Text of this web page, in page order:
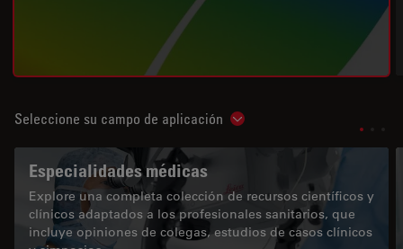
Seleccione su campo de aplicación Show subnavigation
Especialidades médicas
Explore una completa colección de recursos científicos y
clínicos adaptados a los profesionales sanitarios, que
incluye opiniones de colegas, estudios de casos clínicos